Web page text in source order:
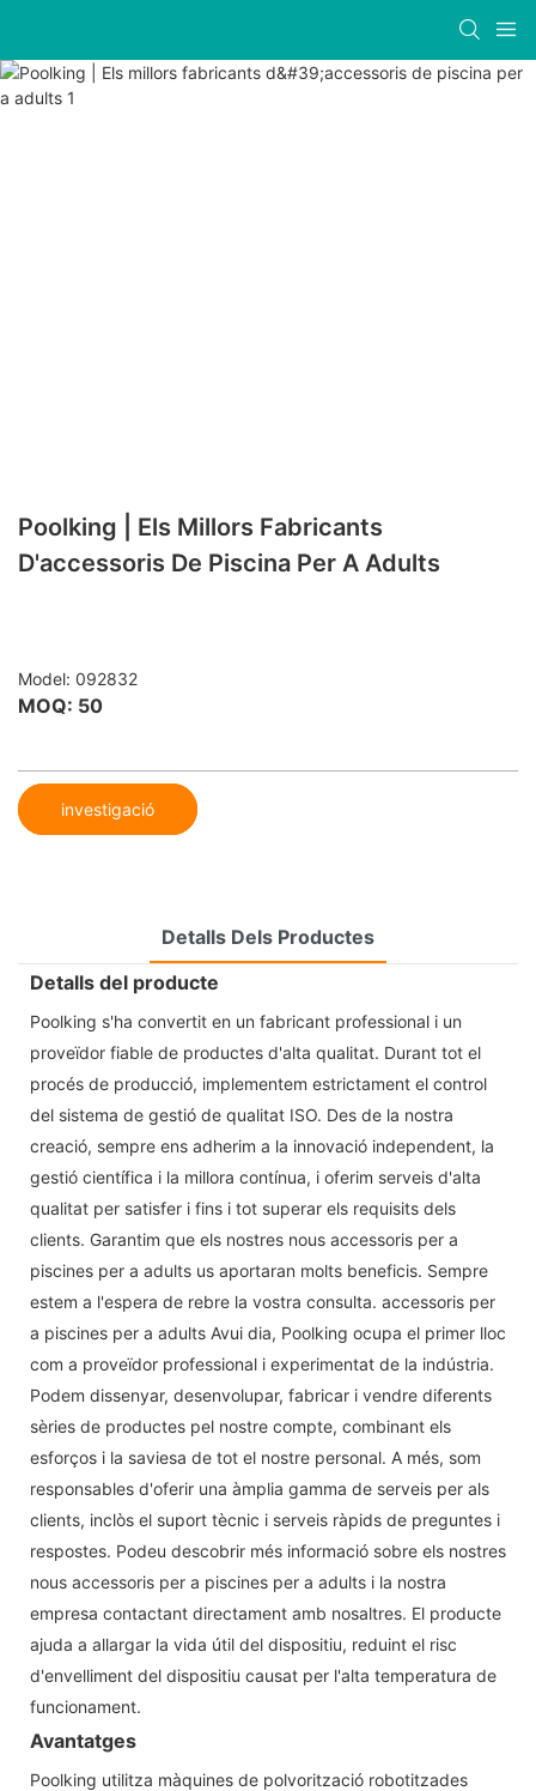
Poolking | Els Millors Fabricants
D'accessoris De Piscina Per A Adults
Model: 092832
MOQ: 50
investigació
Detalls Dels Productes
Detalls del producte
Poolking s'ha convertit en un fabricant professional i un
proveïdor fiable de productes d'alta qualitat. Durant tot el
procés de producció, implementem estrictament el control
del sistema de gestió de qualitat ISO. Des de la nostra
creació, sempre ens adherim a la innovació independent, la
gestió científica i la millora contínua, i oferim serveis d'alta
qualitat per satisfer i fins i tot superar els requisits dels
clients. Garantim que els nostres nous accessoris per a
piscines per a adults us aportaran molts beneficis. Sempre
estem a l'espera de rebre la vostra consulta. accessoris per
a piscines per a adults Avui dia, Poolking ocupa el primer lloc
com a proveïdor professional i experimentat de la indústria.
Podem dissenyar, desenvolupar, fabricar i vendre diferents
sèries de productes pel nostre compte, combinant els
esforços i la saviesa de tot el nostre personal. A més, som
responsables d'oferir una àmplia gamma de serveis per als
clients, inclòs el suport tècnic i serveis ràpids de preguntes i
respostes. Podeu descobrir més informació sobre els nostres
nous accessoris per a piscines per a adults i la nostra
empresa contactant directament amb nosaltres. El producte
ajuda a allargar la vida útil del dispositiu, reduint el risc
d'envelliment del dispositiu causat per l'alta temperatura de
funcionament.
Avantatges
Poolking utilitza màquines de polvorització robotitzades